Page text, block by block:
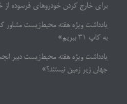
برای خارج کردن خودروهای فرسوده از
یادداشت ویژه هفته محیط‌زیست مشاور
به کاپ ۳۱ ببریم»
یادداشت ویژه هفته محیط‌زیست دبیر
جهان زیر زمین نیستند؟»